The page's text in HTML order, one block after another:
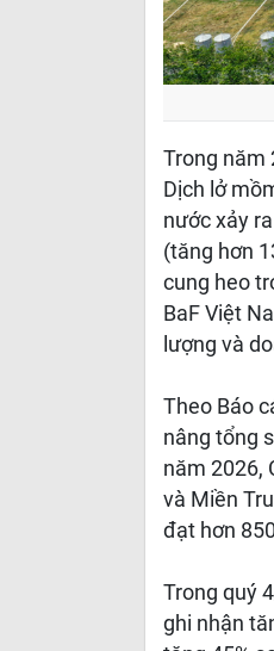
Trong năm
Dịch lở
nước xảy
(tăng hơn
cung heo
BaF Việt
lượng và
Theo Báo
nâng tổng
năm 2026,
và Miền
đạt hơn
Trong quý
ghi nhận